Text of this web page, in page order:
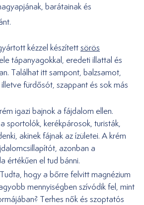
barátainak és
kézzel készítettsörös
tápanyagokkal, eredeti illattal és
Találhat itt sampont, balzsamot,
fürdősót, szappant és sok más
igazi bajnok a fájdalom ellen.
sportolók, kerékpárosok, turisták,
akinek fájnak az ízületei. A krém
azonban a
értékűen el tud bánni.
hogy a bőrre felvitt magnézium
mennyiségben szívódik fel, mint
Terhes nők és szoptatós